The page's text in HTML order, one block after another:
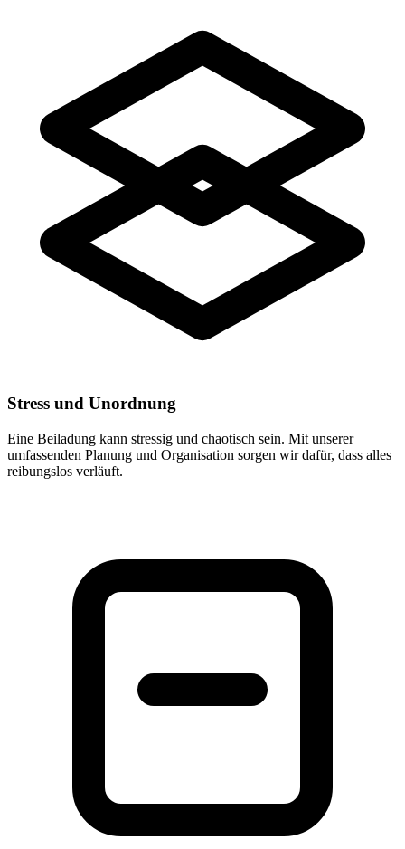
Stress und Unordnung
Eine Beiladung kann stressig und chaotisch sein. Mit unserer
umfassenden Planung und Organisation sorgen wir dafür, dass alles
reibungslos verläuft.